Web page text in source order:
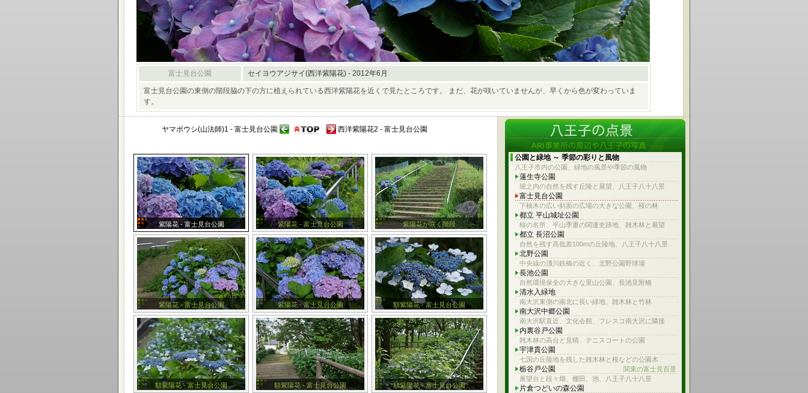
富士見台公園 セイヨウアジサイ(西洋紫陽花) - 2012年6月
富士見台公園の東側の階段脇の下の方に植えられている西洋紫陽花を近くで見たところです。 まだ、花が咲いていませんが、早くから色が変わっていま
す。
ヤマボウシ(山法師)1 - 富士見台公園 西洋紫陽花2 - 富士見台公園
紫陽花 - 富士見台公園 紫陽花 - 富士見台公園 紫陽花が咲く階段
紫陽花 - 富士見台公園 紫陽花 - 富士見台公園 額紫陽花 - 富士見台公園
額紫陽花 - 富士見台公園 額紫陽花 - 富士見台公園 額紫陽花 - 富士見台公園
公園と緑地 ～ 季節の彩りと風物
八王子市内の公園、緑地の風景や季節の風物
蓮生寺公園
堀之内の自然を残す丘陵と展望、八王子八十八景
富士見台公園
下柚木の広い斜面の広場の大きな公園、桜の林
都立 平山城址公園
桜の名所、平山季重の関連史跡地、雑木林と展望
都立 長沼公園
自然を残す高低差100mの丘陵地、八王子八十八景
北野公園
中央線の淺川鉄橋の近く、北野公園野球場
長池公園
自然環境保全の大きな里山公園、長池見附橋
清水入緑地
南大沢東側の南北に長い緑地、雑木林と竹林
南大沢中郷公園
南大沢駅直近、文化会館、フレスコ南大沢に隣接
内裏谷戸公園
雑木林の高台と見晴、テニスコートの公園
宇津貫公園
七国の丘陵地を残した雑木林と桜などの公園木
栃谷戸公園
関東の富士見百景
展望台と段々畑、棚田、池、八王子八十八景
片倉つどいの森公園